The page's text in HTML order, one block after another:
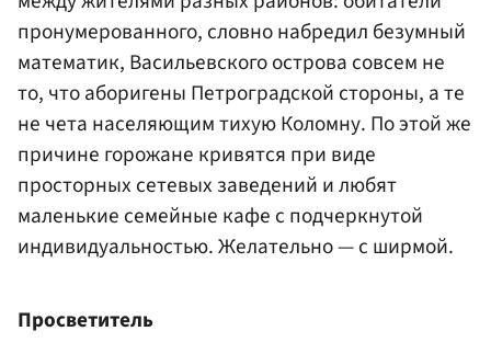
пронумерованного, словно набредил безумный
математик, Васильевского острова совсем не
то, что аборигены Петроградской стороны, а те
не чета населяющим тихую Коломну. По этой же
причине горожане кривятся при виде
просторных сетевых заведений и любят
маленькие семейные кафе с подчеркнутой
индивидуальностью. Желательно — с ширмой.
Просветитель